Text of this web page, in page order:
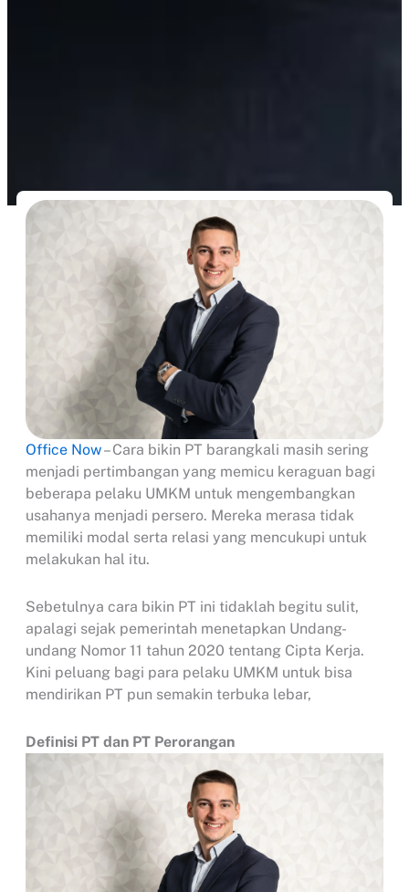
Office Now– Cara bikin PT barangkali masih sering
menjadi pertimbangan yang memicu keraguan bagi
beberapa pelaku UMKM untuk mengembangkan
usahanya menjadi persero. Mereka merasa tidak
memiliki modal serta relasi yang mencukupi untuk
melakukan hal itu.
Sebetulnya cara bikin PT ini tidaklah begitu sulit,
apalagi sejak pemerintah menetapkan Undang-
undang Nomor 11 tahun 2020 tentang Cipta Kerja.
Kini peluang bagi para pelaku UMKM untuk bisa
mendirikan PT pun semakin terbuka lebar,
Definisi PT dan PT Perorangan